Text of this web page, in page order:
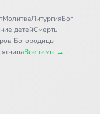
МолитваЛитургияБог
детейСмерть
Богородицы
Все темы →